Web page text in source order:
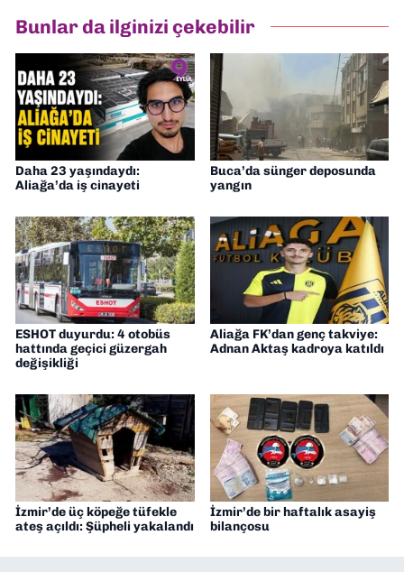
Bunlar da ilginizi çekebilir
Daha 23 yaşındaydı:
Aliağa’da iş cinayeti
Buca’da sünger deposunda
yangın
ESHOT duyurdu: 4 otobüs
hattında geçici güzergah
değişikliği
Aliağa FK’dan genç takviye:
Adnan Aktaş kadroya katıldı
İzmir’de üç köpeğe tüfekle
ateş açıldı: Şüpheli yakalandı
İzmir’de bir haftalık asayiş
bilançosu